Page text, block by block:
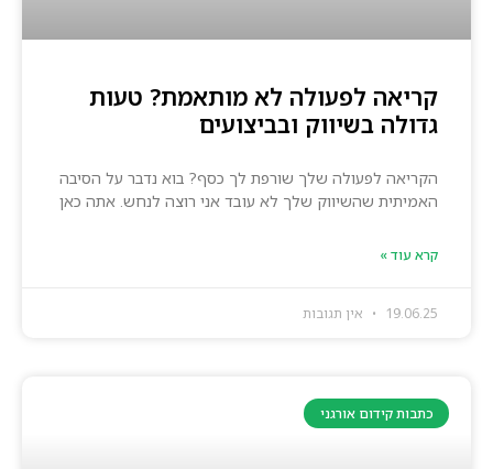
קריאה לפעולה לא מותאמת? טעות
גדולה בשיווק ובביצועים
הקריאה לפעולה שלך שורפת לך כסף? בוא נדבר על הסיבה
האמיתית שהשיווק שלך לא עובד אני רוצה לנחש. אתה כאן
קרא עוד »
19.06.25 אין תגובות
כתבות קידום אורגני